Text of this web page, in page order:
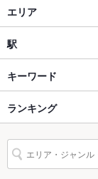
貸切
Wi-Fi なし
バリアフリ
ー
あり ：
英語メニュ
ー
あり
イタリアン・フレン
イタリアン
梅田 × イタリアン・
梅田 × イタリアン
大阪梅田駅 × イタ
大阪梅田駅 × イタ
エリア
茶屋町・中崎町・中
茶屋町・中崎町・
茶屋町・中崎町・中
茶屋町・中崎町・
茶屋町・中崎町・
駅
大阪梅田駅
中崎町駅
キーワード
エビ料理
ペスカトーレ ピザ
ランキング
大阪のグルメラン
大阪のイタリアン